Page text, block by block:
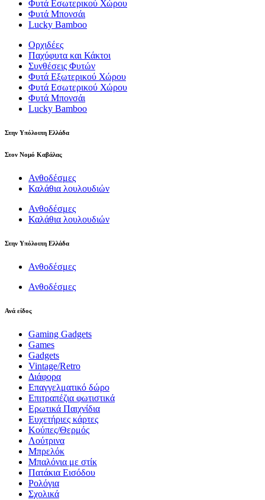
Φυτά Εσωτερικού Χώρου
Φυτά Μπονσάι
Lucky Bamboo
Ορχιδέες
Παχύφυτα και Κάκτοι
Συνθέσεις Φυτών
Φυτά Εξωτερικού Χώρου
Φυτά Εσωτερικού Χώρου
Φυτά Μπονσάι
Lucky Bamboo
Στην Υπόλοιπη Ελλάδα
Στον Νομό Καβάλας
Ανθοδέσμες
Καλάθια λουλουδιών
Ανθοδέσμες
Καλάθια λουλουδιών
Στην Υπόλοιπη Ελλάδα
Ανθοδέσμες
Ανθοδέσμες
Ανά είδος
Gaming Gadgets
Games
Gadgets
Vintage/Retro
Διάφορα
Επαγγελματικό δώρο
Επιτραπέζια φωτιστικά
Ερωτικά Παιχνίδια
Ευχετήριες κάρτες
Κούπες/Θερμός
Λούτρινα
Μπρελόκ
Μπαλόνια με στίκ
Πατάκια Εισόδου
Ρολόγια
Σχολικά